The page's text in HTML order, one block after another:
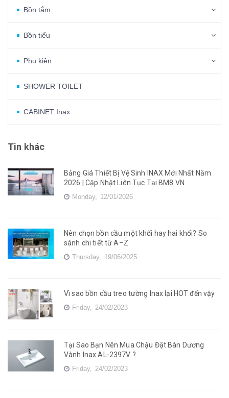
Bồn tắm
Bồn tiểu
Phụ kiện
SHOWER TOILET
CABINET Inax
Tin khác
Bảng Giá Thiết Bị Vệ Sinh INAX Mới Nhất Năm
2026 | Cập Nhật Liên Tục Tại BM8.VN
Monday, 12/01/2026
Nên chọn bồn cầu một khối hay hai khối? So
sánh chi tiết từ A–Z
Thursday, 19/06/2025
Vì sao bồn cầu treo tường Inax lại HOT đến vậy
Friday, 24/02/2023
Tại Sao Bạn Nên Mua Chậu Đặt Bàn Dương
Vành Inax AL-2397V ?
Friday, 24/02/2023